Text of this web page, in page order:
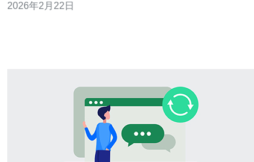
同用户的需求。本文将深入探讨香港站群服务器的特点，
2026年2月22日